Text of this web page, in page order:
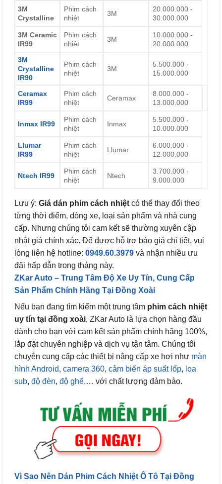
3M
Crystalline
Phim cách
nhiệt
3M
20.000.000 -
30.000.000
3M Ceramic
IR99
Phim cách
nhiệt
3M
10.000.000 -
20.000.000
3M
Crystalline
IR90
Phim cách
nhiệt
3M
5.500.000 -
15.000.000
Ceramax
IR99
Phim cách
nhiệt
Ceramax
8.000.000 -
13.000.000
Inmax IR99
Phim cách
nhiệt
Inmax
5.500.000 -
10.000.000
Llumar
IR99
Phim cách
nhiệt
Llumar
6.000.000 -
12.000.000
Ntech IR99
Phim cách
nhiệt
Ntech
3.700.000 -
9.000.000
Lưu ý: Giá dán phim cách nhiệt có thể thay đổi theo
từng thời điểm, dòng xe, loại sản phẩm và nhà cung
cấp. Nhưng chúng tôi cam kết sẽ thường xuyên cập
nhật giá chính xác. Để được hỗ trợ báo giá chi tiết, vui
lòng liên hệ hotline: 0949.60.3979 và nhận nhiều ưu
đãi hấp dẫn trong tháng này.
ZKar Auto – Trung Tâm Độ Xe Uy Tín, Cung Cấp
Sản Phẩm Chính Hãng Tại Đồng Xoài
Nếu bạn đang tìm kiếm một trung tâm phim cách nhiệt
uy tín tại đồng xoài, ZKar Auto là lựa chọn hàng đầu
dành cho bạn với cam kết sản phẩm chính hãng 100%,
lắp đặt chuyên nghiệp và dịch vụ tận tâm. Chúng tôi
chuyên cung cấp các thiết bị nâng cấp xe hơi như màn
hình Android, camera 360, cảm biến áp suất lốp, loa
sub, độ đèn, độ ghế,… với chất lượng đảm bảo.
Vì Sao Nên Dán Phim Cách Nhiệt Ô Tô Tại Đồng